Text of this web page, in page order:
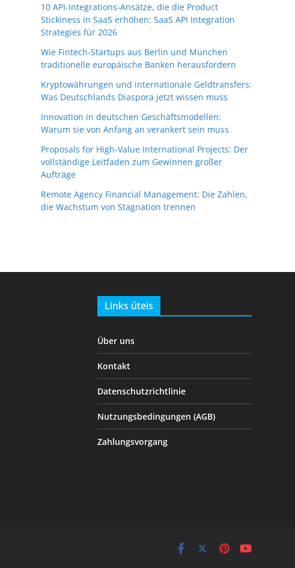
10 API-Integrations-Ansätze, die die Product
Stickiness in SaaS erhöhen: SaaS API Integration
Strategies für 2026
Wie Fintech-Startups aus Berlin und München
traditionelle europäische Banken herausfordern
Kryptowährungen und internationale Geldtransfers:
Was Deutschlands Diaspora jetzt wissen muss
Innovation in deutschen Geschäftsmodellen:
Warum sie von Anfang an verankert sein muss
Proposals for High-Value International Projects: Der
vollständige Leitfaden zum Gewinnen großer
Aufträge
Remote Agency Financial Management: Die Zahlen,
die Wachstum von Stagnation trennen
Links úteis
Über uns
Kontakt
Datenschutzrichtlinie
Nutzungsbedingungen (AGB)
Zahlungsvorgang